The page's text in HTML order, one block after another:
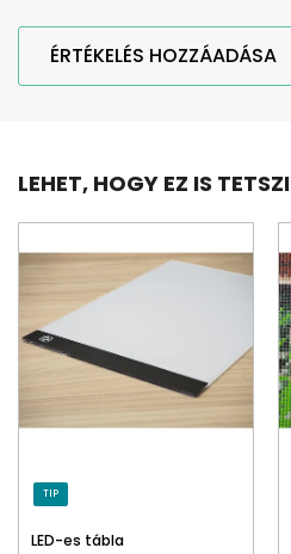
ÉRTÉKELÉS HOZZÁADÁSA
LEHET, HOGY EZ IS
TIP
LED-es tábla